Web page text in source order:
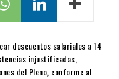
descuentos salariales a 14
injustificadas,
del Pleno, conforme al